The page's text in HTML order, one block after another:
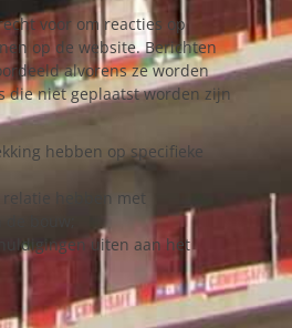
voor om reacties op
op de website. Berichten
alvorens ze worden
die niet geplaatst worden zijn
hebben op specifieke
relatie hebben met
bouw;
uiten aan het